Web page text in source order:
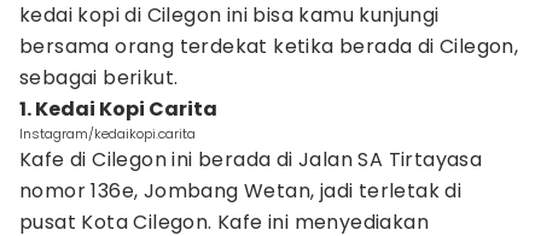
kedai kopi di Cilegon ini bisa kamu kunjungi
bersama orang terdekat ketika berada di Cilegon,
sebagai berikut.
1. Kedai Kopi Carita
Instagram/kedaikopi.carita
Kafe di Cilegon ini berada di Jalan SA Tirtayasa
nomor 136e, Jombang Wetan, jadi terletak di
pusat Kota Cilegon. Kafe ini menyediakan